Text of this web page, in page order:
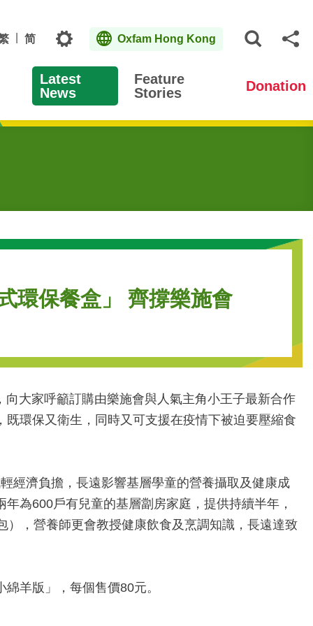
简 Topics Oxfam Hong Kong
Latest
News
Feature
Stories
Donation
環保餐盒」 齊撐樂施會
大家呼籲訂購由樂施會與人氣主角小王子最新合作
環保又衛生，同時又可支援在疫情下被迫要壓縮食
經濟負擔，長遠影響基層學童的營養攝取及健康成
為600戶有兒童的基層劏房家庭，提供持續半年，
，營養師更會教授健康飲食及烹調知識，長遠達致
羊版」，每個售價80元。